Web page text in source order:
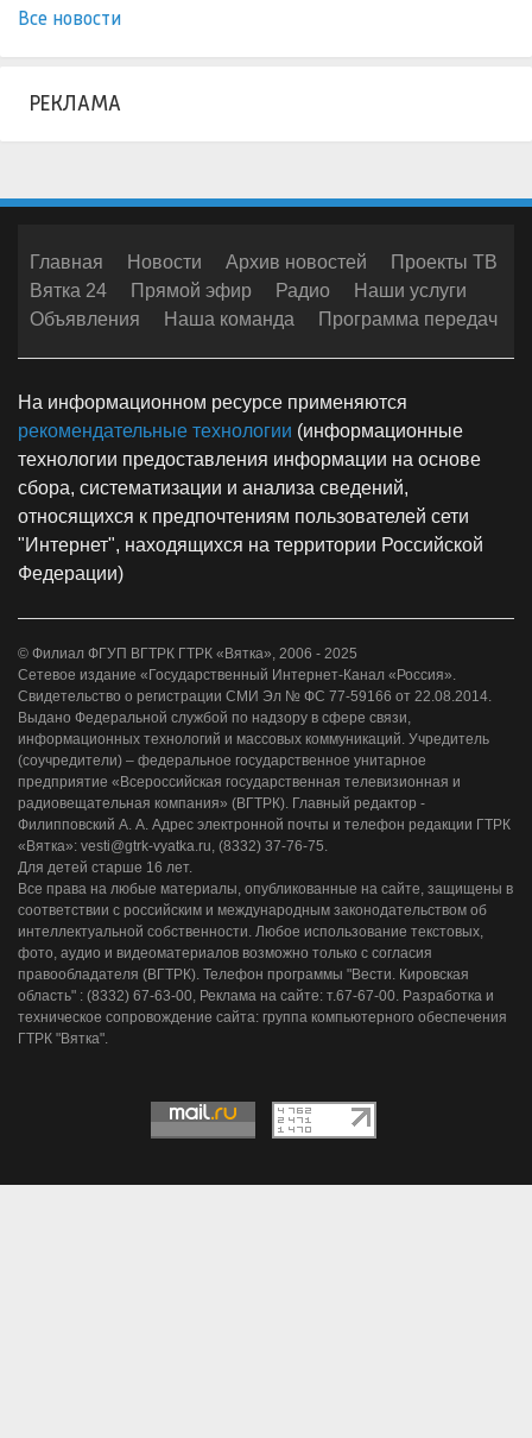
Все новости
РЕКЛАМА
Главная Новости Архив новостей
Проекты ТВ
Вятка 24
Прямой эфир Радио
Наши услуги
Объявления
Наша команда Программа передач
На информационном ресурсе применяются
рекомендательные технологии (информационные
технологии предоставления информации на основе
сбора, систематизации и анализа сведений,
относящихся к предпочтениям пользователей сети
"Интернет", находящихся на территории Российской
Федерации)
© Филиал ФГУП ВГТРК ГТРК «Вятка», 2006 - 2025
Сетевое издание «Государственный Интернет-Канал «Россия».
Свидетельство о регистрации СМИ Эл № ФС 77-59166 от 22.08.2014.
Выдано Федеральной службой по надзору в сфере связи,
информационных технологий и массовых коммуникаций. Учредитель
(соучредители) – федеральное государственное унитарное
предприятие «Всероссийская государственная телевизионная и
радиовещательная компания» (ВГТРК). Главный редактор -
Филипповский А. А. Адрес электронной почты и телефон редакции ГТРК
«Вятка»: vesti@gtrk-vyatka.ru, (8332) 37-76-75.
Для детей старше 16 лет.
Все права на любые материалы, опубликованные на сайте, защищены в
соответствии с российским и международным законодательством об
интеллектуальной собственности. Любое использование текстовых,
фото, аудио и видеоматериалов возможно только с согласия
правообладателя (ВГТРК). Телефон программы "Вести. Кировская
область" : (8332) 67-63-00, Реклама на сайте: т.67-67-00. Разработка и
техническое сопровождение сайта: группа компьютерного обеспечения
ГТРК "Вятка".